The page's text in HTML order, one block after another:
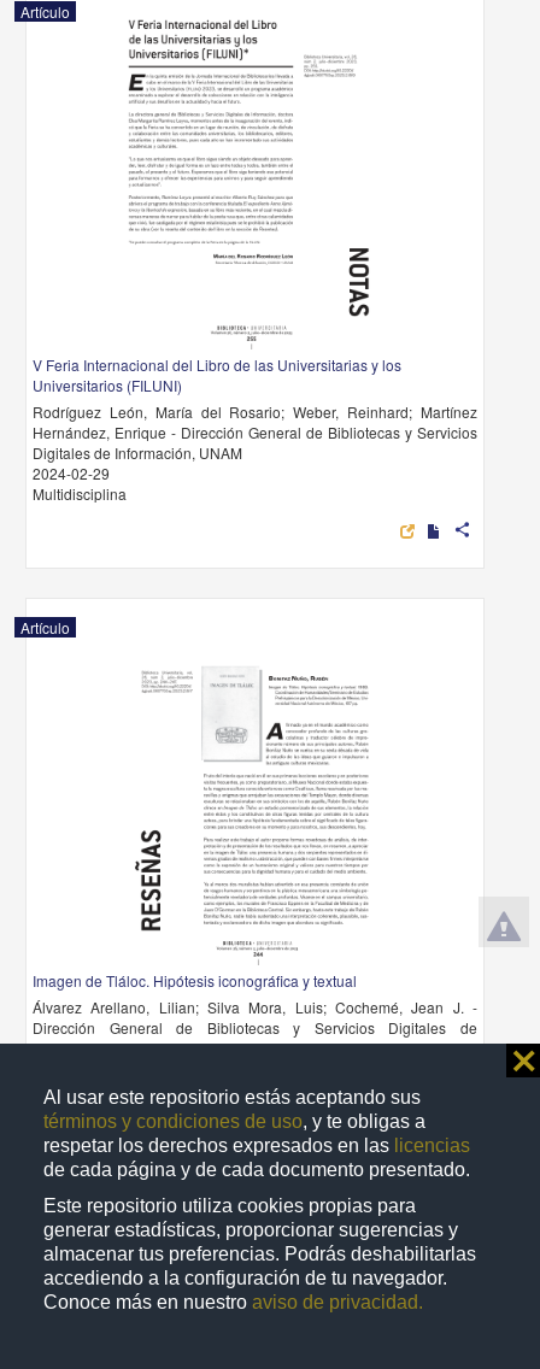
Al usar este repositorio estás aceptando sus
términos y condiciones de uso, y te obligas a
respetar los derechos expresados en las licencias
de cada página y de cada documento presentado.
Este repositorio utiliza cookies propias para
generar estadísticas, proporcionar sugerencias y
almacenar tus preferencias. Podrás deshabilitarlas
accediendo a la configuración de tu navegador.
Conoce más en nuestro aviso de privacidad.
⨯
Artículo
V Feria Internacional del Libro de las Universitarias y los
Universitarios (FILUNI)
Rodríguez León, María del Rosario; Weber, Reinhard; Martínez
Hernández, Enrique - Dirección General de Bibliotecas y Servicios
Digitales de Información, UNAM
2024-02-29
Multidisciplina
share
Artículo
Imagen de Tláloc. Hipótesis iconográfica y textual
Álvarez Arellano, Lilian; Silva Mora, Luis; Cochemé, Jean J. -
Dirección General de Bibliotecas y Servicios Digitales de
Información, UNAM
Multidisciplina
Artículo